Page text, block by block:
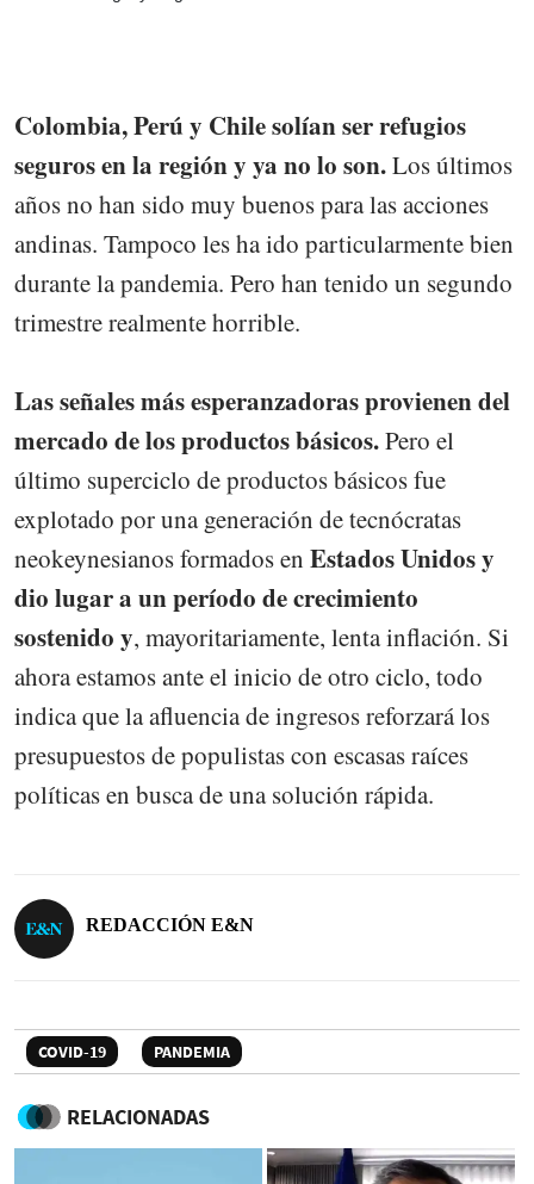
Colombia, Perú y Chile solían ser refugios
seguros en la región y ya no lo son.Los últimos
años no han sido muy buenos para las acciones
andinas. Tampoco les ha ido particularmente bien
durante la pandemia. Pero han tenido un segundo
trimestre realmente horrible.
Las señales más esperanzadoras provienen del
mercado de los productos básicos.Pero el
último superciclo de productos básicos fue
explotado por una generación de tecnócratas
neokeynesianos formados en Estados Unidos y
dio lugar a un período de crecimiento
sostenido y, mayoritariamente, lenta inflación. Si
ahora estamos ante el inicio de otro ciclo, todo
indica que la afluencia de ingresos reforzará los
presupuestos de populistas con escasas raíces
políticas en busca de una solución rápida.
REDACCIÓN E&N
COVID-19 PANDEMIA
RELACIONADAS